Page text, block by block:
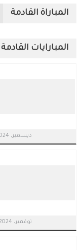
المباراة القادمة
المبارايات القادمة
6 ديسمبر، 2024
29 نوفمبر، 2024